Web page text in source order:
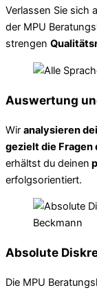
Verlassen Sie sich
der MPU
strengen
Auswertung
Wir analysieren
gezielt die
erhältst du deinen
erfolgsorientiert.
Absolute
Die MPU